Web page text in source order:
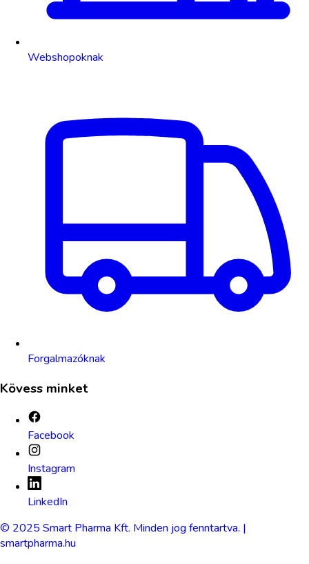
Webshopoknak
Forgalmazóknak
Kövess minket
Facebook
Instagram
LinkedIn
© 2025 Smart Pharma Kft. Minden jog fenntartva. |
smartpharma.hu